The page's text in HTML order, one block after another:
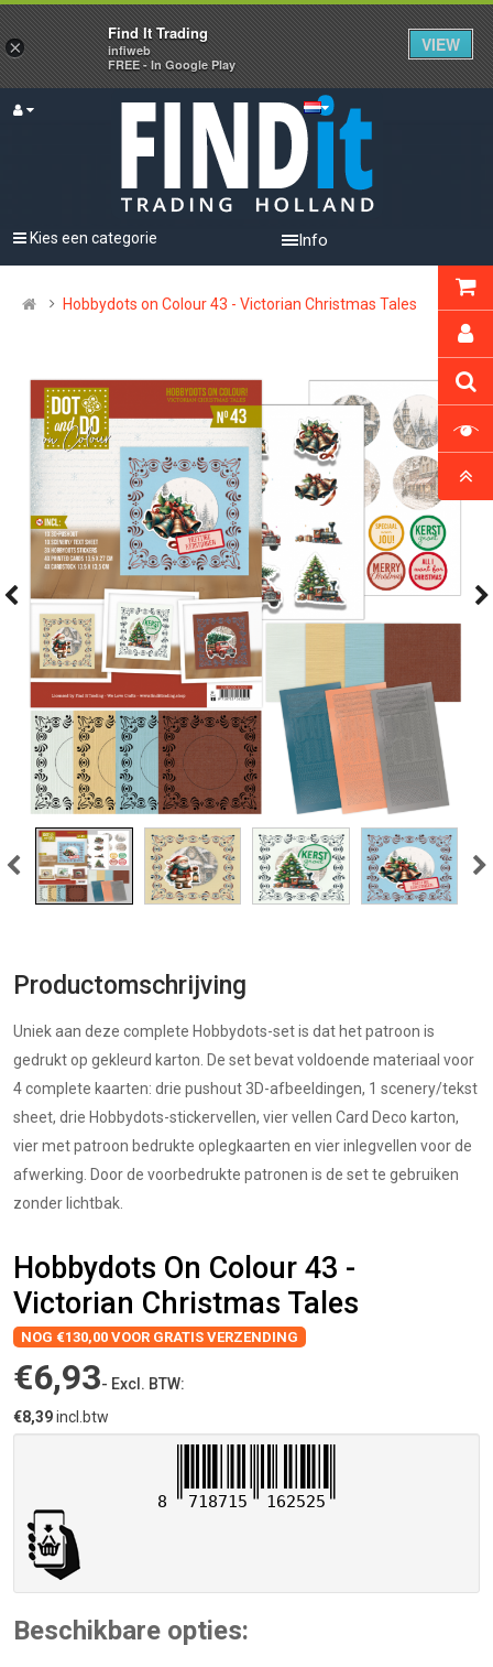
Info
Kies een categorie
Hobbydots on Colour 43 - Victorian Christmas Tales
Productomschrijving
Uniek aan deze complete Hobbydots-set is dat het patroon is
gedrukt op gekleurd karton. De set bevat voldoende materiaal voor
4 complete kaarten: drie pushout 3D-afbeeldingen, 1 scenery/tekst
sheet, drie Hobbydots-stickervellen, vier vellen Card Deco karton,
vier met patroon bedrukte oplegkaarten en vier inlegvellen voor de
afwerking. Door de voorbedrukte patronen is de set te gebruiken
zonder lichtbak.
Hobbydots On Colour 43 -
Victorian Christmas Tales
NOG €130,00 VOOR GRATIS VERZENDING
€6,93- Excl. BTW:
€8,39incl.btw
8 718715 162525
Beschikbare opties:
×
Find It Trading
infiweb
FREE - In Google Play
VIEW